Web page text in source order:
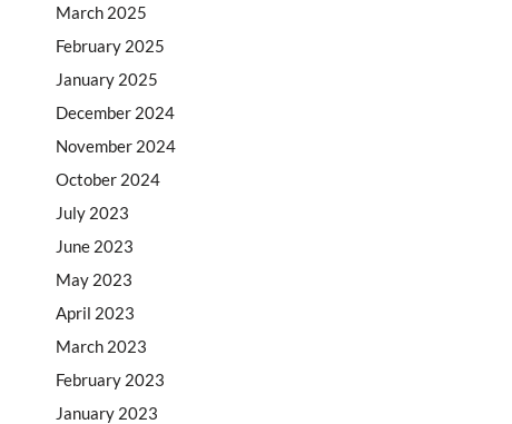
March 2025
February 2025
January 2025
December 2024
November 2024
October 2024
July 2023
June 2023
May 2023
April 2023
March 2023
February 2023
January 2023